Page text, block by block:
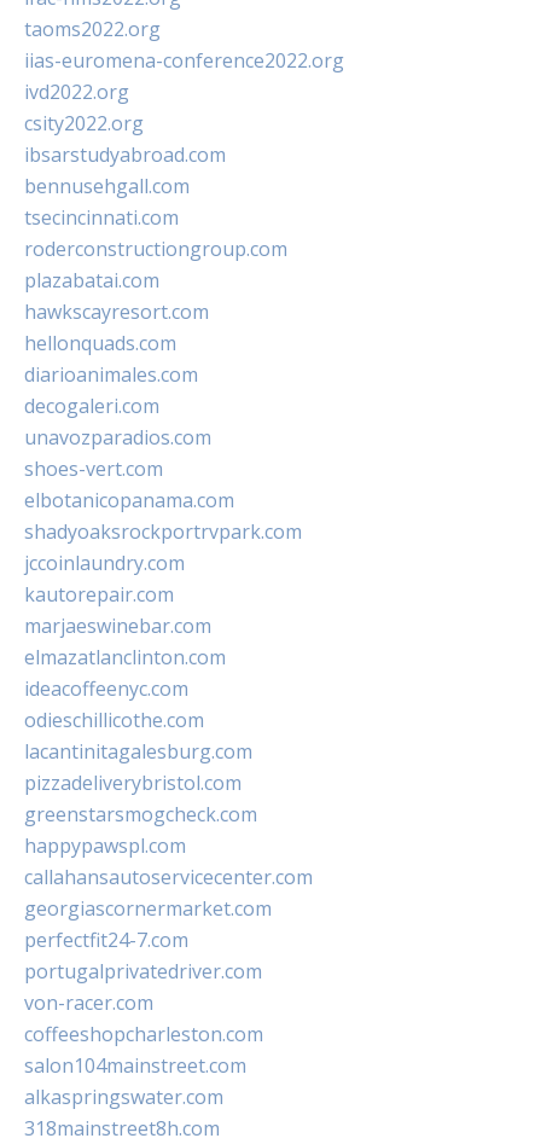
taoms2022.org
iias-euromena-conference2022.org
ivd2022.org
csity2022.org
ibsarstudyabroad.com
bennusehgall.com
tsecincinnati.com
roderconstructiongroup.com
plazabatai.com
hawkscayresort.com
hellonquads.com
diarioanimales.com
decogaleri.com
unavozparadios.com
shoes-vert.com
elbotanicopanama.com
shadyoaksrockportrvpark.com
jccoinlaundry.com
kautorepair.com
marjaeswinebar.com
elmazatlanclinton.com
ideacoffeenyc.com
odieschillicothe.com
lacantinitagalesburg.com
pizzadeliverybristol.com
greenstarsmogcheck.com
happypawspl.com
callahansautoservicecenter.com
georgiascornermarket.com
perfectfit24-7.com
portugalprivatedriver.com
von-racer.com
coffeeshopcharleston.com
salon104mainstreet.com
alkaspringswater.com
318mainstreet8h.com